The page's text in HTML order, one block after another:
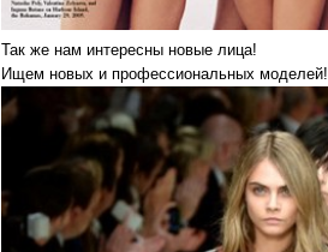
Так же нам интересны новые лица!
Ищем новых и профессиональных моделей!